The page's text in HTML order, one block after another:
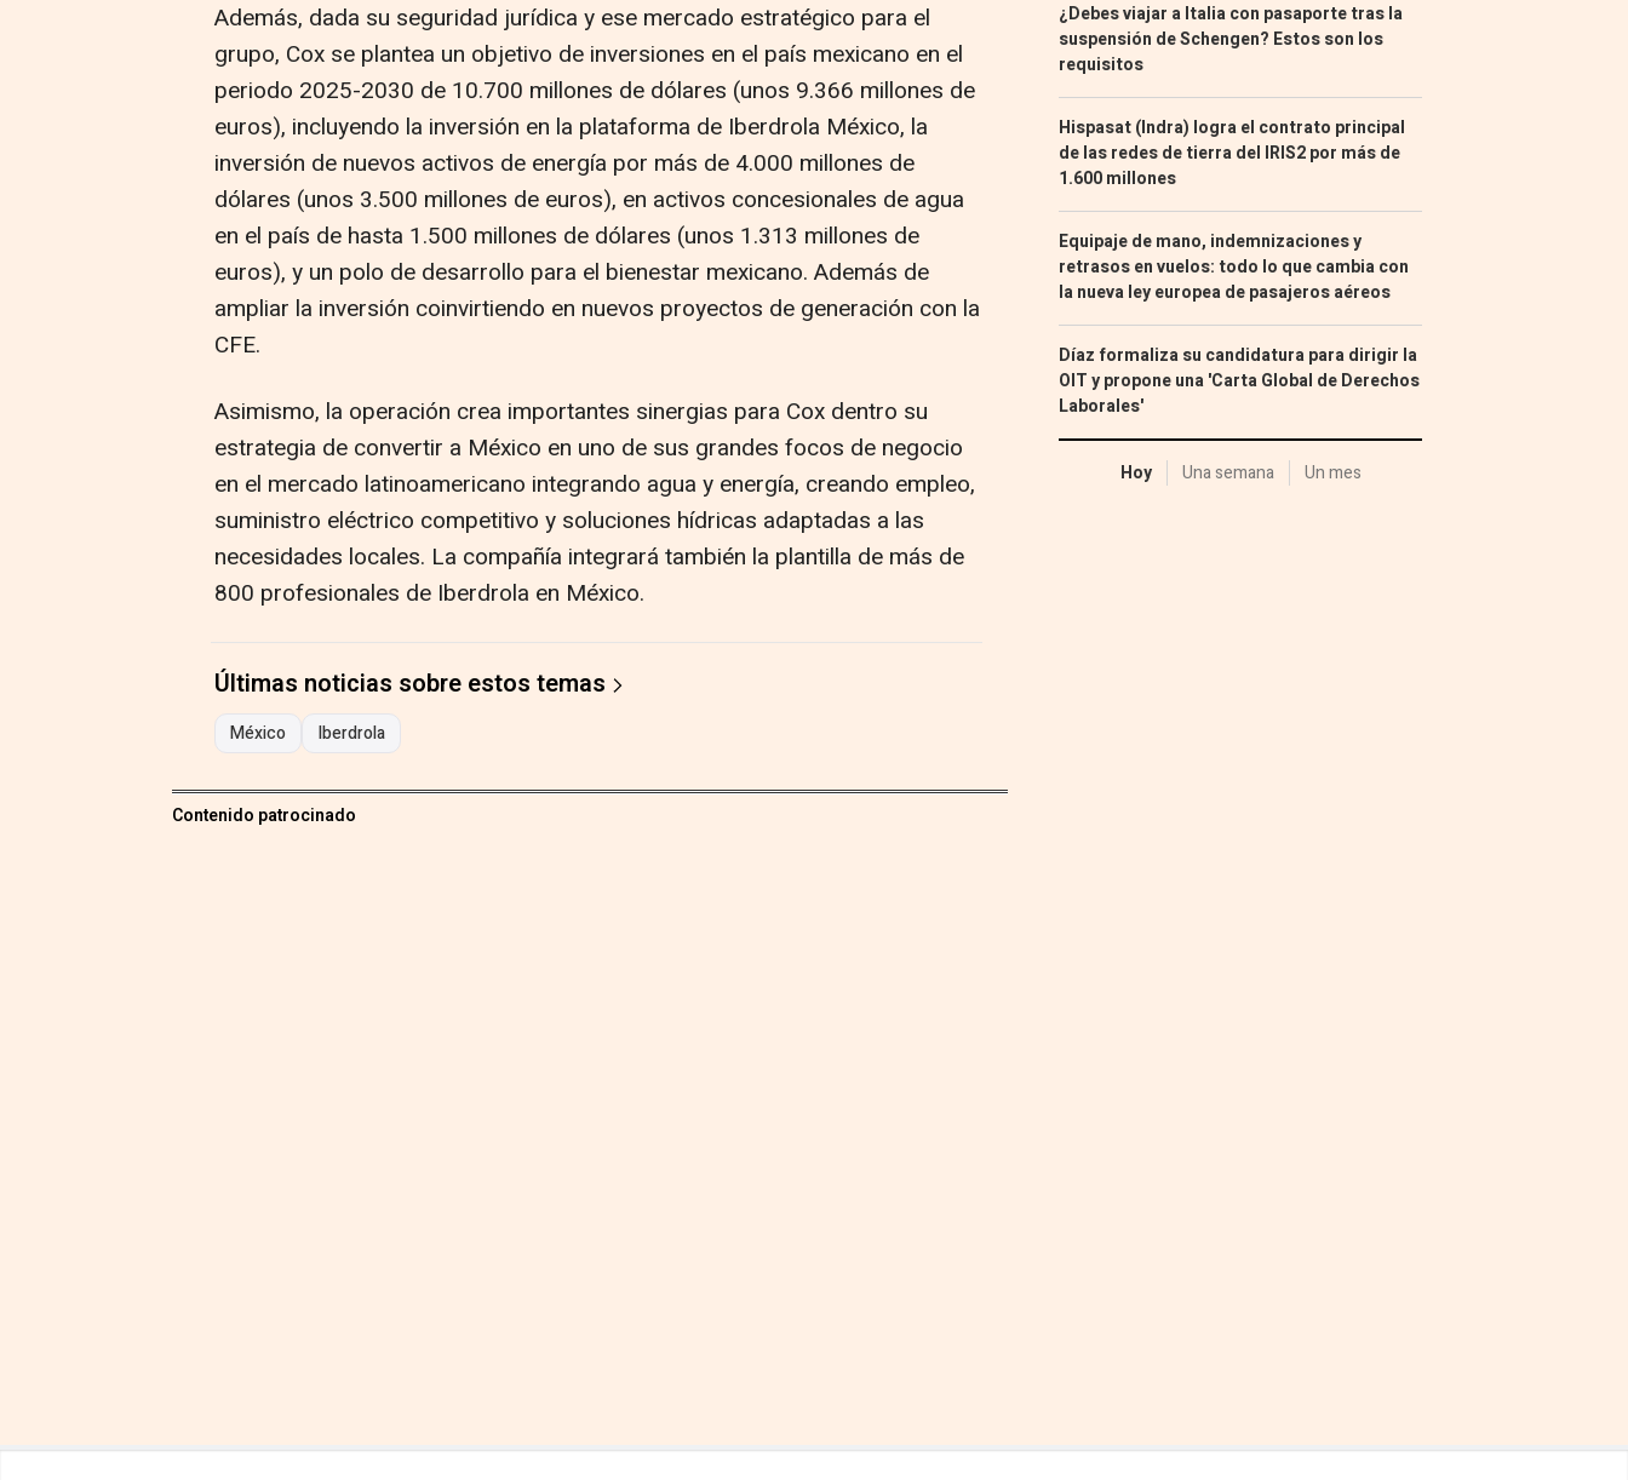
Además, dada su seguridad jurídica y ese mercado estratégico para el
grupo, Cox se plantea un objetivo de inversiones en el país mexicano en el
periodo 2025-2030 de 10.700 millones de dólares (unos 9.366 millones de
euros), incluyendo la inversión en la plataforma de Iberdrola México, la
inversión de nuevos activos de energía por más de 4.000 millones de
dólares (unos 3.500 millones de euros), en activos concesionales de agua
en el país de hasta 1.500 millones de dólares (unos 1.313 millones de
euros), y un polo de desarrollo para el bienestar mexicano. Además de
ampliar la inversión coinvirtiendo en nuevos proyectos de generación con la
CFE.
Asimismo, la operación crea importantes sinergias para Cox dentro su
estrategia de convertir a México en uno de sus grandes focos de negocio
en el mercado latinoamericano integrando agua y energía, creando empleo,
suministro eléctrico competitivo y soluciones hídricas adaptadas a las
necesidades locales. La compañía integrará también la plantilla de más de
800 profesionales de Iberdrola en México.
Últimas noticias sobre estos temas
México Iberdrola
Contenido patrocinado
¿Debes viajar a Italia con pasaporte tras la
suspensión de Schengen? Estos son los
requisitos
Hispasat (Indra) logra el contrato principal
de las redes de tierra del IRIS2 por más de
1.600 millones
Equipaje de mano, indemnizaciones y
retrasos en vuelos: todo lo que cambia con
la nueva ley europea de pasajeros aéreos
Díaz formaliza su candidatura para dirigir la
OIT y propone una 'Carta Global de Derechos
Laborales'
Hoy Una semana Un mes